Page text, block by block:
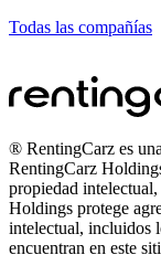
Todas las compañías
® RentingCarz es
RentingCarz
propiedad
Holdings protege
intelectual, incluidos
encuentran en este